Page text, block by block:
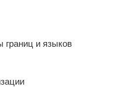
границ и языков